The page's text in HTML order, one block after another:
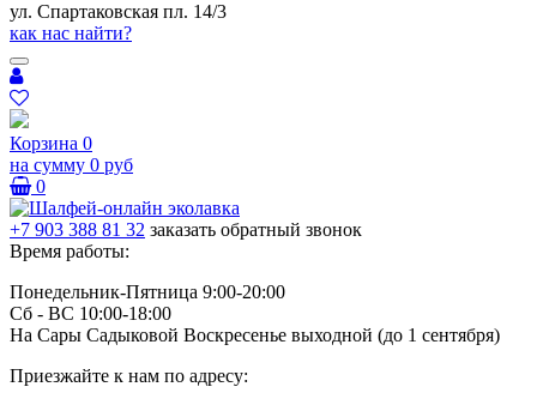
ул. Спартаковская пл. 14/3
как нас найти?
Корзина 0
на сумму 0 руб
0
+7 903 388 81 32 заказать обратный звонок
Время работы:
Понедельник-Пятница 9:00-20:00
Сб - ВС 10:00-18:00
На Сары Садыковой Воскресенье выходной (до 1 сентября)
Приезжайте к нам по адресу: